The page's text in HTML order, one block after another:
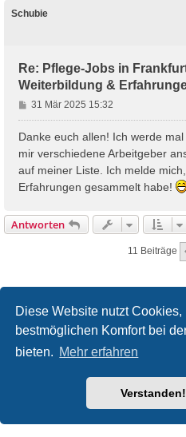
Diese Website nutzt Cookies,
bestmöglichen Komfort bei
bieten. Mehr erfahren
Verstanden!
Schubie
Re: Pflege-Jobs in
Weiterbildung &
B
e
r
a
g
31 Mär 2025 15:32
Danke euch allen! Ich werde
mir verschiedene Arbeitgeber
auf meiner Liste. Ich melde
Erfahrungen gesammelt habe!
Antworten
11 Beiträge
Startseite Foren-Übersicht
Powered by phpBB® Forum Software © phpBB
Nutzungsbedingungen